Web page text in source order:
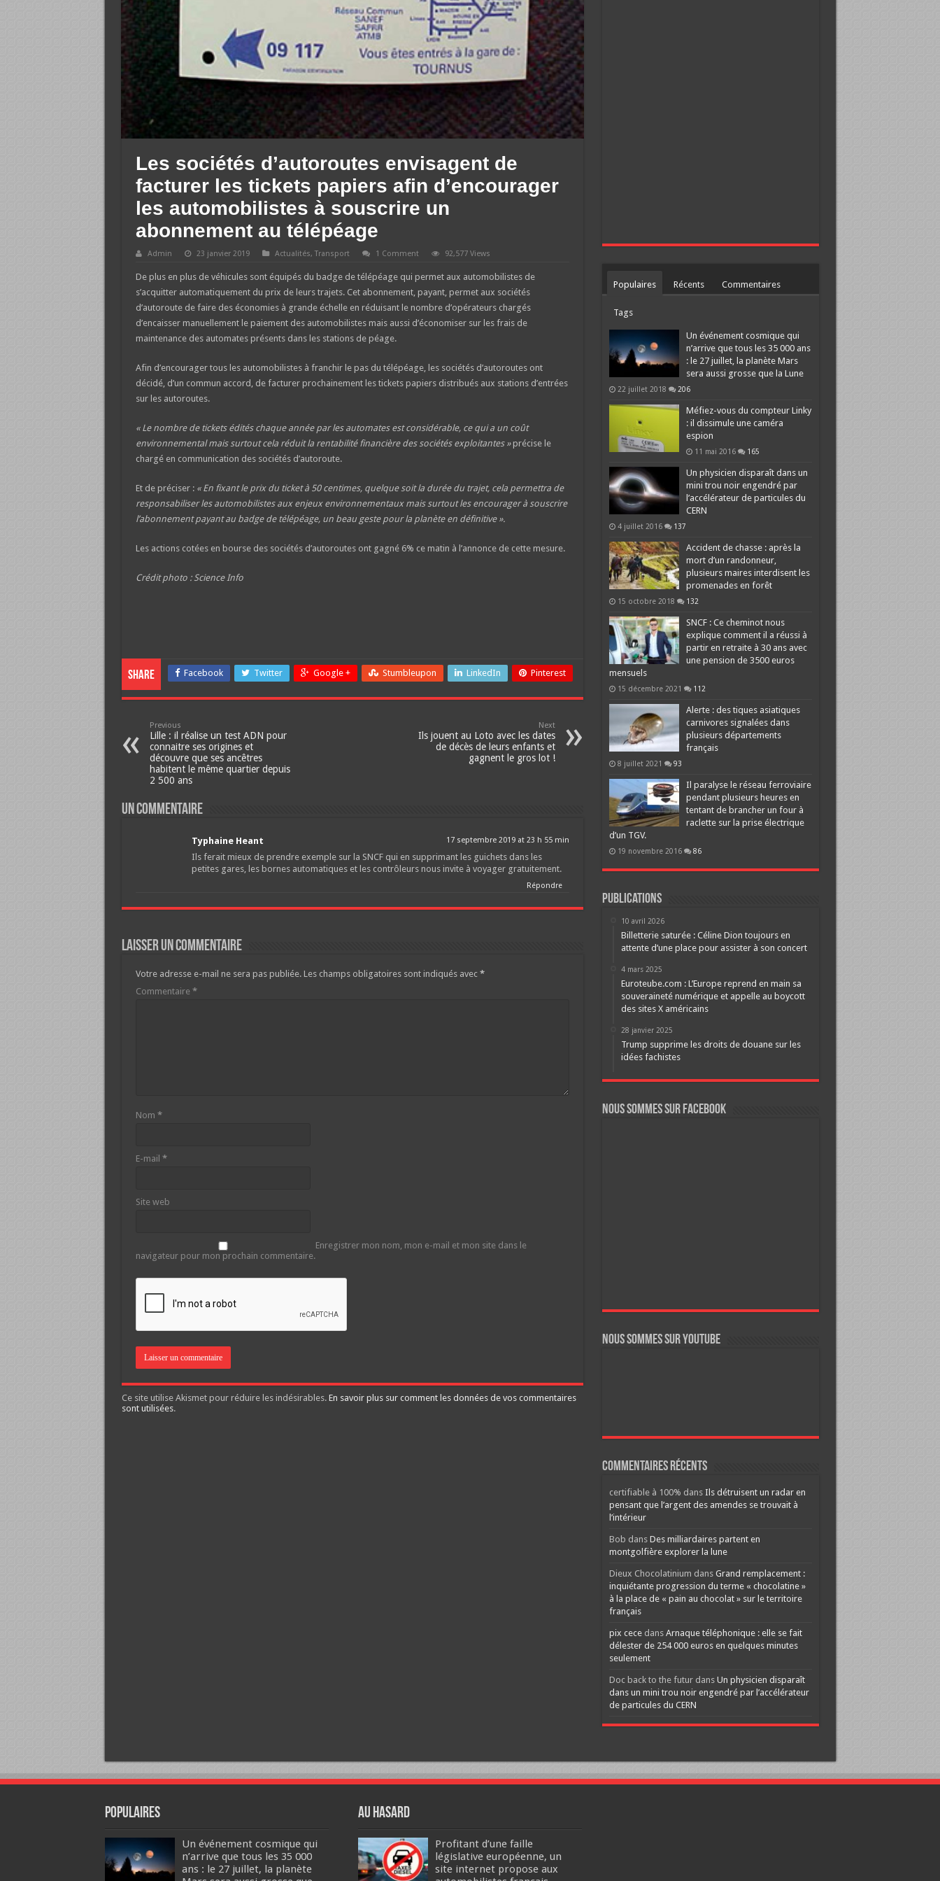
Les sociétés d’autoroutes envisagent de
facturer les tickets papiers afin d’encourager
les automobilistes à souscrire un
abonnement au télépéage
Admin 23 janvier 2019 Actualités, Transport 1 Comment 92,577 Views
De plus en plus de véhicules sont équipés du badge de télépéage qui permet aux automobilistes de
s’acquitter automatiquement du prix de leurs trajets. Cet abonnement, payant, permet aux sociétés
d’autoroute de faire des économies à grande échelle en réduisant le nombre d’opérateurs chargés
d’encaisser manuellement le paiement des automobilistes mais aussi d’économiser sur les frais de
maintenance des automates présents dans les stations de péage.
Afin d’encourager tous les automobilistes à franchir le pas du télépéage, les sociétés d’autoroutes ont
décidé, d’un commun accord, de facturer prochainement les tickets papiers distribués aux stations d’entrées
sur les autoroutes.
« Le nombre de tickets édités chaque année par les automates est considérable, ce qui a un coût
environnemental mais surtout cela réduit la rentabilité financière des sociétés exploitantes »précise le
chargé en communication des sociétés d’autoroute.
Et de préciser : « En fixant le prix du ticket à 50 centimes, quelque soit la durée du trajet, cela permettra de
responsabiliser les automobilistes aux enjeux environnementaux mais surtout les encourager à souscrire
l’abonnement payant au badge de télépéage, un beau geste pour la planète en définitive ».
Les actions cotées en bourse des sociétés d’autoroutes ont gagné 6% ce matin à l’annonce de cette mesure.
Crédit photo : Science Info
Share Facebook Twitter Google + Stumbleupon LinkedIn Pinterest
Previous
Lille : il réalise un test ADN pour
connaitre ses origines et
découvre que ses ancêtres
habitent le même quartier depuis
2 500 ans
Next
Ils jouent au Loto avec les dates
de décès de leurs enfants et
gagnent le gros lot !
Un commentaire
Typhaine Heant 17 septembre 2019 at 23 h 55 min
Ils ferait mieux de prendre exemple sur la SNCF qui en supprimant les guichets dans les
petites gares, les bornes automatiques et les contrôleurs nous invite à voyager gratuitement.
Répondre
Laisser un commentaire
Votre adresse e-mail ne sera pas publiée. Les champs obligatoires sont indiqués avec *
Commentaire *
Nom *
E-mail *
Site web
Enregistrer mon nom, mon e-mail et mon site dans le
navigateur pour mon prochain commentaire.
Ce site utilise Akismet pour réduire les indésirables. En savoir plus sur comment les données de vos commentaires
sont utilisées.
Populaires Récents Commentaires
Tags
Un événement cosmique qui
n’arrive que tous les 35 000 ans
: le 27 juillet, la planète Mars
sera aussi grosse que la Lune
22 juillet 2018 206
Méfiez-vous du compteur Linky
: il dissimule une caméra
espion
11 mai 2016 165
Un physicien disparaît dans un
mini trou noir engendré par
l’accélérateur de particules du
CERN
4 juillet 2016 137
Accident de chasse : après la
mort d’un randonneur,
plusieurs maires interdisent les
promenades en forêt
15 octobre 2018 132
SNCF : Ce cheminot nous
explique comment il a réussi à
partir en retraite à 30 ans avec
une pension de 3500 euros
mensuels
15 décembre 2021 112
Alerte : des tiques asiatiques
carnivores signalées dans
plusieurs départements
français
8 juillet 2021 93
Il paralyse le réseau ferroviaire
pendant plusieurs heures en
tentant de brancher un four à
raclette sur la prise électrique
d’un TGV.
19 novembre 2016 86
Publications
10 avril 2026
Billetterie saturée : Céline Dion toujours en
attente d’une place pour assister à son concert
4 mars 2025
Euroteube.com : L’Europe reprend en main sa
souveraineté numérique et appelle au boycott
des sites X américains
28 janvier 2025
Trump supprime les droits de douane sur les
idées fachistes
Nous sommes sur FaceBook
Nous sommes sur YouTube
Commentaires récents
certifiable à 100% dans Ils détruisent un radar en
pensant que l’argent des amendes se trouvait à
l’intérieur
Bob dans Des milliardaires partent en
montgolfière explorer la lune
Dieux Chocolatinium dans Grand remplacement :
inquiétante progression du terme « chocolatine »
à la place de « pain au chocolat » sur le territoire
français
pix cecedans Arnaque téléphonique : elle se fait
délester de 254 000 euros en quelques minutes
seulement
Doc back to the futurdans Un physicien disparaît
dans un mini trou noir engendré par l’accélérateur
de particules du CERN
Populaires
Un événement cosmique qui
n’arrive que tous les 35 000
ans : le 27 juillet, la planète
Au hasard
Profitant d’une faille
législative européenne, un
site internet propose aux